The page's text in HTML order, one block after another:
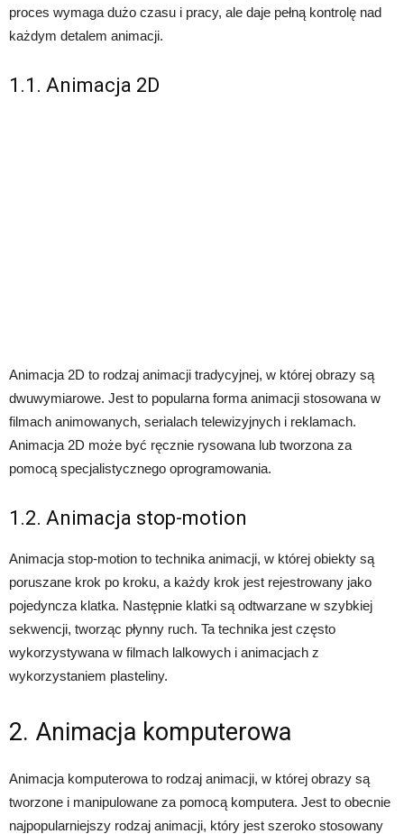
proces wymaga dużo czasu i pracy, ale daje pełną kontrolę nad
każdym detalem animacji.
1.1. Animacja 2D
Animacja 2D to rodzaj animacji tradycyjnej, w której obrazy są
dwuwymiarowe. Jest to popularna forma animacji stosowana w
filmach animowanych, serialach telewizyjnych i reklamach.
Animacja 2D może być ręcznie rysowana lub tworzona za
pomocą specjalistycznego oprogramowania.
1.2. Animacja stop-motion
Animacja stop-motion to technika animacji, w której obiekty są
poruszane krok po kroku, a każdy krok jest rejestrowany jako
pojedyncza klatka. Następnie klatki są odtwarzane w szybkiej
sekwencji, tworząc płynny ruch. Ta technika jest często
wykorzystywana w filmach lalkowych i animacjach z
wykorzystaniem plasteliny.
2. Animacja komputerowa
Animacja komputerowa to rodzaj animacji, w której obrazy są
tworzone i manipulowane za pomocą komputera. Jest to obecnie
najpopularniejszy rodzaj animacji, który jest szeroko stosowany